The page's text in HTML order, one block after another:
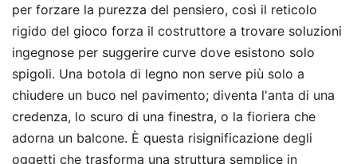
per forzare la purezza del pensiero, così il reticolo
rigido del gioco forza il costruttore a trovare soluzioni
ingegnose per suggerire curve dove esistono solo
spigoli. Una botola di legno non serve più solo a
chiudere un buco nel pavimento; diventa l'anta di una
credenza, lo scuro di una finestra, o la fioriera che
adorna un balcone. È questa risignificazione degli
oggetti che trasforma una struttura semplice in